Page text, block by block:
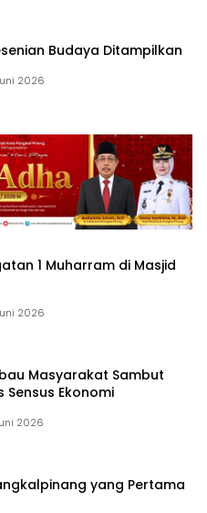
Budaya Ditampilkan
2026
1 Muharram di Masjid
2026
Masyarakat Sambut
Sensus Ekonomi
2026
yang Pertama